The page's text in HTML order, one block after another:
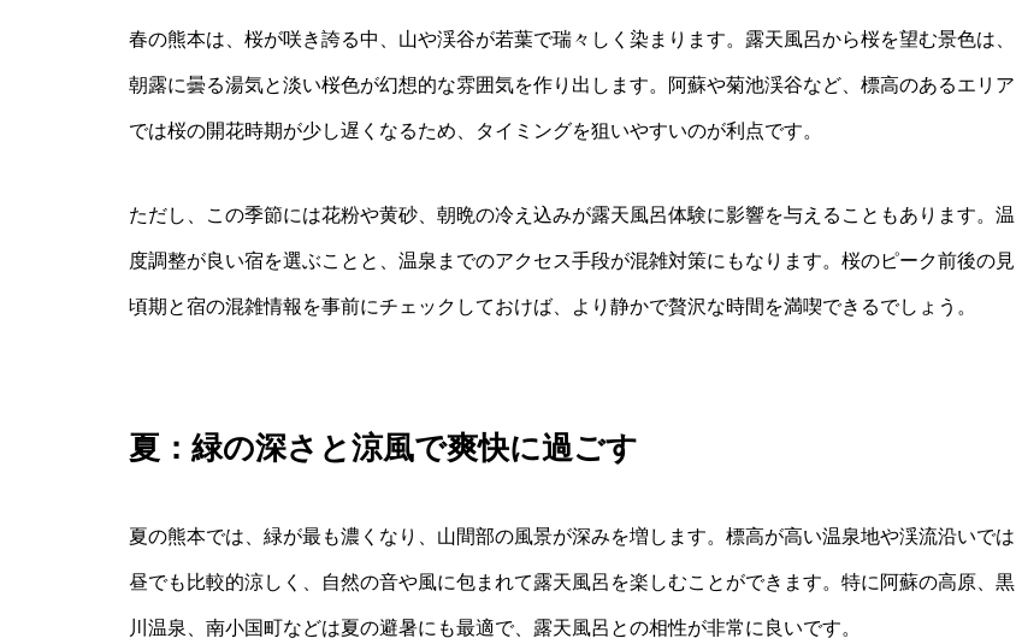
春の熊本は、桜が咲き誇る中、山や渓谷が若葉で瑞々しく染まります。露天風呂から桜を望む景色は、
朝露に曇る湯気と淡い桜色が幻想的な雰囲気を作り出します。阿蘇や菊池渓谷など、標高のあるエリア
では桜の開花時期が少し遅くなるため、タイミングを狙いやすいのが利点です。
ただし、この季節には花粉や黄砂、朝晩の冷え込みが露天風呂体験に影響を与えることもあります。温
度調整が良い宿を選ぶことと、温泉までのアクセス手段が混雑対策にもなります。桜のピーク前後の見
頃期と宿の混雑情報を事前にチェックしておけば、より静かで贅沢な時間を満喫できるでしょう。
夏：緑の深さと涼風で爽快に過ごす
夏の熊本では、緑が最も濃くなり、山間部の風景が深みを増します。標高が高い温泉地や渓流沿いでは
昼でも比較的涼しく、自然の音や風に包まれて露天風呂を楽しむことができます。特に阿蘇の高原、黒
川温泉、南小国町などは夏の避暑にも最適で、露天風呂との相性が非常に良いです。